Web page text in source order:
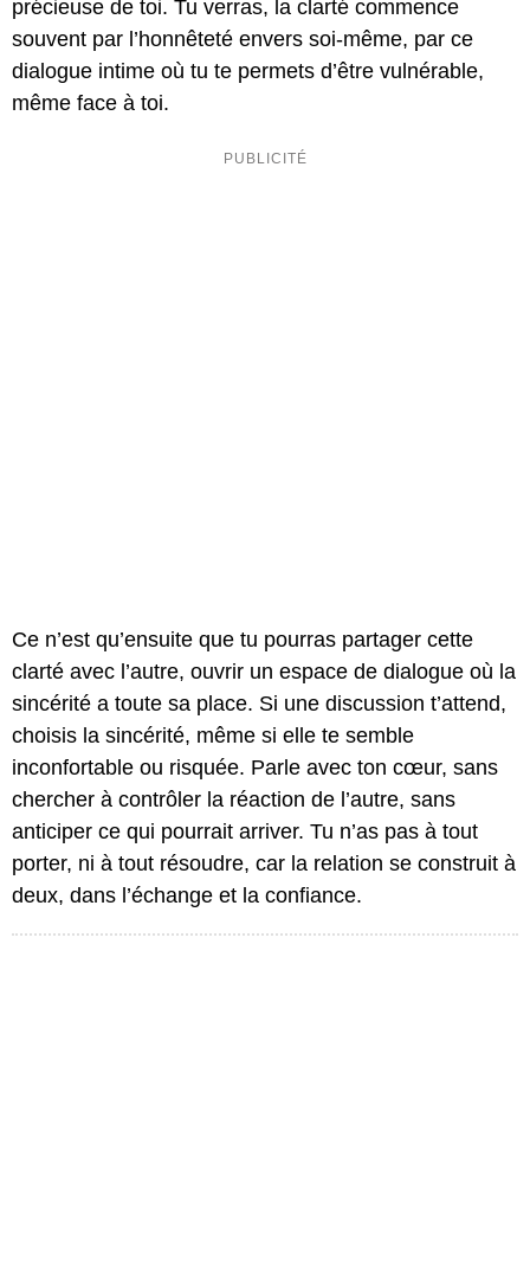
précieuse de toi. Tu verras, la clarté commence
souvent par l’honnêteté envers soi-même, par ce
dialogue intime où tu te permets d’être vulnérable,
même face à toi.
Ce n’est qu’ensuite que tu pourras partager cette
clarté avec l’autre, ouvrir un espace de dialogue où la
sincérité a toute sa place. Si une discussion t’attend,
choisis la sincérité, même si elle te semble
inconfortable ou risquée. Parle avec ton cœur, sans
chercher à contrôler la réaction de l’autre, sans
anticiper ce qui pourrait arriver. Tu n’as pas à tout
porter, ni à tout résoudre, car la relation se construit à
deux, dans l’échange et la confiance.